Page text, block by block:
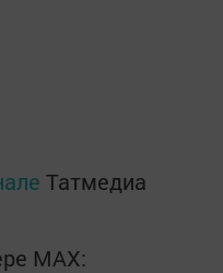
Татмедиа
MАХ: